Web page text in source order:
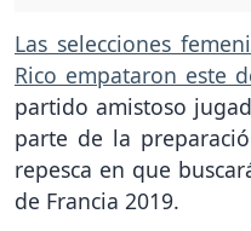
Las selecciones
Rico empataron este
partido amistoso
parte de la
repesca en que
de Francia 2019.